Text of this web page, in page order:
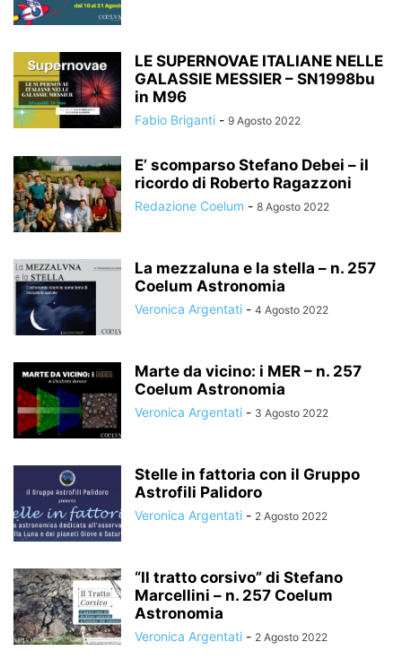
LE SUPERNOVAE ITALIANE NELLE
GALASSIE MESSIER – SN1998bu
in M96
Fabio Briganti - 9 Agosto 2022
E’ scomparso Stefano Debei – il
ricordo di Roberto Ragazzoni
Redazione Coelum - 8 Agosto 2022
La mezzaluna e la stella – n. 257
Coelum Astronomia
Veronica Argentati - 4 Agosto 2022
Marte da vicino: i MER – n. 257
Coelum Astronomia
Veronica Argentati - 3 Agosto 2022
Stelle in fattoria con il Gruppo
Astrofili Palidoro
Veronica Argentati - 2 Agosto 2022
“Il tratto corsivo” di Stefano
Marcellini – n. 257 Coelum
Astronomia
Veronica Argentati - 2 Agosto 2022